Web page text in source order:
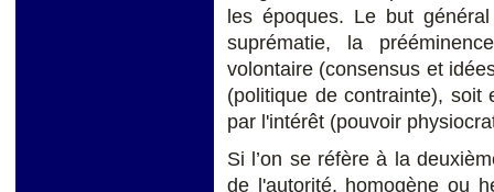
les époques. Le but
suprématie, la
volontaire (consensus et
(politique de contrainte),
par l'intérêt (pouvoir
Si l’on se réfère à la
de l'autorité, homogène ou